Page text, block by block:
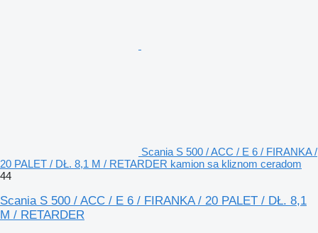
Scania S 500 / ACC / E 6 / FIRANKA /
20 PALET / DŁ. 8,1 M / RETARDER kamion sa kliznom ceradom
44
Scania S 500 / ACC / E 6 / FIRANKA / 20 PALET / DŁ. 8,1
M / RETARDER